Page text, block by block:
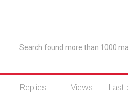
Search found more than 1000
Replies Views Last